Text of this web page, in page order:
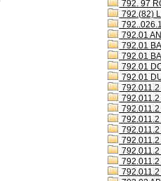
792. 97
792.(82)
792.01
792.01
792.01
792.01
792.01
792.011.2
792.011.2
792.011.2
792.011.2
792.011.2
792.011.2
792.011.2